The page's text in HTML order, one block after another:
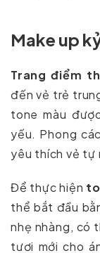
Make up
Trang điểm
đến vẻ trẻ
tone màu
yếu. Phong
yêu thích vẻ tự
Để thực hiện
thể bắt đầu
nhẹ nhàng, có
tươi mới cho